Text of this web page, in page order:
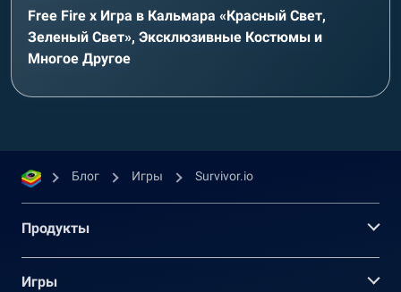
Free Fire x Игра в Кальмара «Красный Свет,
Зеленый Свет», Эксклюзивные Костюмы и
Многое Другое
Блог Игры Survivor.io
Продукты
Игры